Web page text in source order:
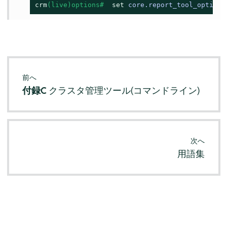
crm(live)options# set
前へ
付録C クラスタ管理ツール(コマンドライン)
次へ
用語集